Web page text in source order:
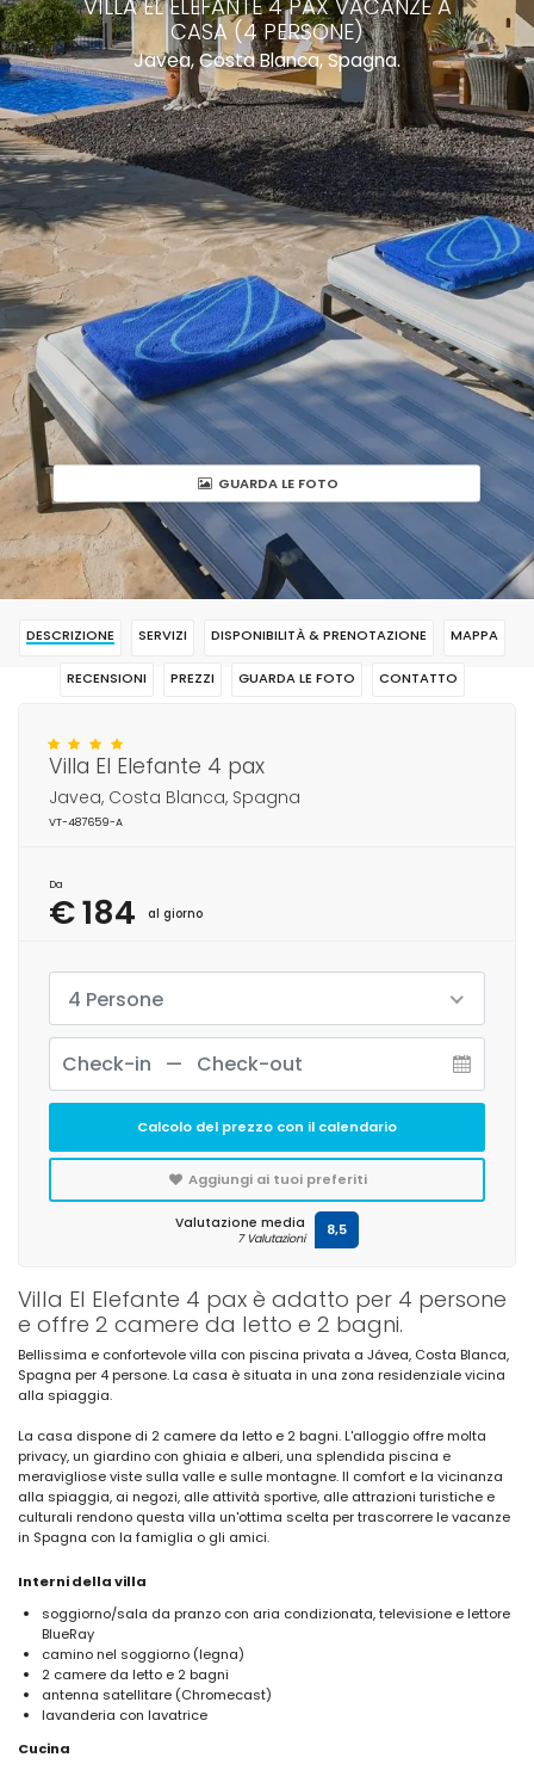
VILLA EL ELEFANTE 4 PAX VACANZE A
CASA (4 PERSONE)
Javea, Costa Blanca, Spagna.
GUARDA LE FOTO
DESCRIZIONE SERVIZI DISPONIBILITÀ & PRENOTAZIONE MAPPA
RECENSIONI PREZZI GUARDA LE FOTO CONTATTO
Villa El Elefante 4 pax è adatto per 4 persone
e offre 2 camere da letto e 2 bagni.
Bellissima e confortevole villa con piscina privata a Jávea, Costa Blanca,
Spagna per 4 persone. La casa è situata in una zona residenziale vicina
alla spiaggia.
La casa dispone di 2 camere da letto e 2 bagni. L'alloggio offre molta
privacy, un giardino con ghiaia e alberi, una splendida piscina e
meravigliose viste sulla valle e sulle montagne. Il comfort e la vicinanza
alla spiaggia, ai negozi, alle attività sportive, alle attrazioni turistiche e
culturali rendono questa villa un'ottima scelta per trascorrere le vacanze
in Spagna con la famiglia o gli amici.
Interni della villa
soggiorno/sala da pranzo con aria condizionata, televisione e lettore
BlueRay
camino nel soggiorno (legna)
2 camere da letto e 2 bagni
antenna satellitare (Chromecast)
lavanderia con lavatrice
Cucina
Villa El Elefante 4 pax
Javea, Costa Blanca, Spagna
VT-487659-A
Da
€ 184 al giorno
4 Persone
Calcolo del prezzo con il calendario
Aggiungi ai tuoi preferiti
Valutazione media
7 Valutazioni 8,5